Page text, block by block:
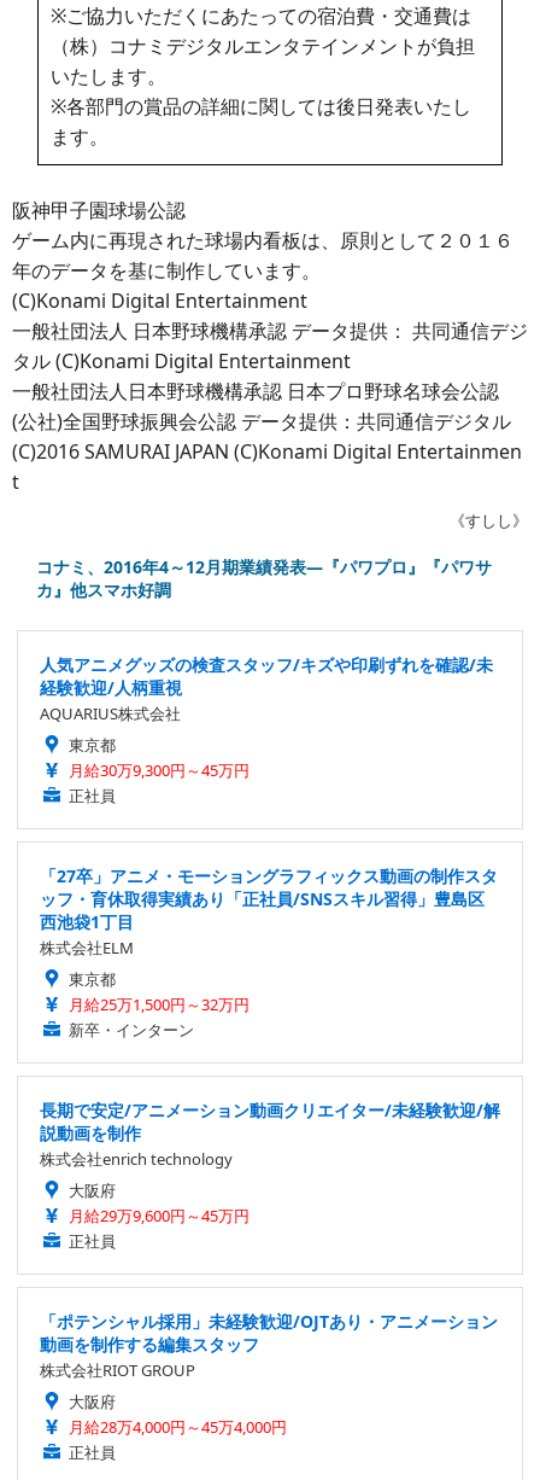
※ご協力いただくにあたっての宿泊費・交通費は
（株）コナミデジタルエンタテインメントが負担
いたします。
※各部門の賞品の詳細に関しては後日発表いたし
ます。
阪神甲子園球場公認
ゲーム内に再現された球場内看板は、原則として２０１６
年のデータを基に制作しています。
(C)Konami Digital Entertainment
一般社団法人 日本野球機構承認 データ提供： 共同通信デジ
タル (C)Konami Digital Entertainment
一般社団法人日本野球機構承認 日本プロ野球名球会公認
(公社)全国野球振興会公認 データ提供：共同通信デジタル
(C)2016 SAMURAI JAPAN (C)Konami Digital Entertainmen
t
《すしし》
コナミ、2016年4～12月期業績発表―『パワプロ』『パワサ
カ』他スマホ好調
人気アニメグッズの検査スタッフ/キズや印刷ずれを確認/未
経験歓迎/人柄重視
AQUARIUS株式会社
東京都
月給30万9,300円～45万円
正社員
「27卒」アニメ・モーショングラフィックス動画の制作スタ
ッフ・育休取得実績あり「正社員/SNSスキル習得」豊島区
西池袋1丁目
株式会社ELM
東京都
月給25万1,500円～32万円
新卒・インターン
長期で安定/アニメーション動画クリエイター/未経験歓迎/解
説動画を制作
株式会社enrich technology
大阪府
月給29万9,600円～45万円
正社員
「ポテンシャル採用」未経験歓迎/OJTあり・アニメーション
動画を制作する編集スタッフ
株式会社RIOT GROUP
大阪府
月給28万4,000円～45万4,000円
正社員